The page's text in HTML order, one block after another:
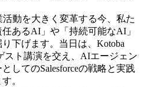
動を大きく変革する今、私た
あるAI」や「持続可能なAI」
下げます。当日は、Kotoba
スト講演を交え、AIエージェン
してのSalesforceの戦略と実践
。